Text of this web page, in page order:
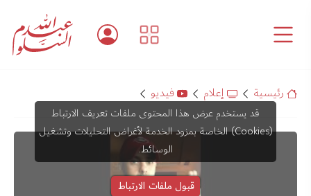
رئيسية إعلام فيديو
قد يستخدم عرض هذا المحتوى ملفات تعريف الارتباط
(Cookies) الخاصة بمزود الخدمة لأغراض التحليلات وتشغيل
الوسائط.
قبول ملفات الارتباط